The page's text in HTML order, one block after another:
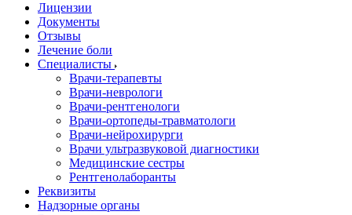
Лицензии
Документы
Отзывы
Лечение боли
Специалисты
Врачи-терапевты
Врачи-неврологи
Врачи-рентгенологи
Врачи-ортопеды-травматологи
Врачи-нейрохирурги
Врачи ультразвуковой диагностики
Медицинские сестры
Рентгенолаборанты
Реквизиты
Надзорные органы